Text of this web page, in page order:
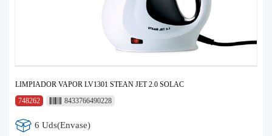
LIMPIADOR VAPOR LV1301 STEAN JET 2.0 SOLAC
748262
8433766490228
6 Uds(Envase)